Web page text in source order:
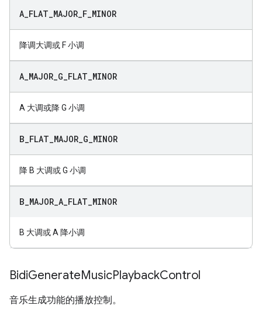
A FLAT MAJOR F MINOR
降调大调或 F 小调
A MAJOR G FLAT MINOR
A 大调或降 G 小调
B FLAT MAJOR G MINOR
降 B 大调或 G 小调
B MAJOR A FLAT MINOR
B 大调或 A 降小调
BidiGenerateMusicPlaybackControl
音乐生成功能的播放控制。